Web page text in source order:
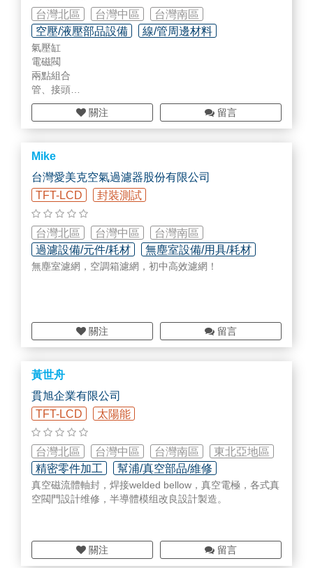
台灣北區 台灣中區
台灣南區
空壓/液壓部品設備
線/管周邊材料
智慧工廠規劃/設備/部品
氣壓缸
電磁閥
兩點組合
管、接頭
油壓緩衝器
關注
留言
Mike
台灣愛美克空氣過濾器股份有限公司
TFT-LCD
封裝測試
台灣北區 台灣中區
台灣南區
過濾設備/元件/耗材
無塵室設備/用具/耗材
廠務系統/管路配管工程
無塵室濾網，空調箱濾網，初中高效濾網！
關注 留言
黃世舟
貫旭企業有限公司
TFT-LCD
太陽能
台灣北區 台灣中區 台灣南區
東北亞地區
精密零件加工
幫浦/真空部品/維修
廠務系統/管路配管工程
真空磁流體軸封，焊接welded bellow，真空電極，各式真
空閥門設計维修，半導體模组改良設計製造。
關注 留言